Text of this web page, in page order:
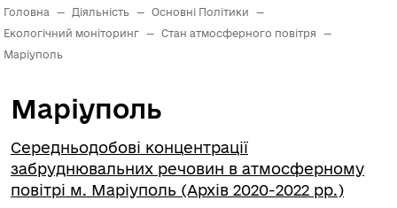
Головна — Діяльність — Основні Політики
—
Екологічний моніторинг
— Стан атмосферного повітря
—
Маріуполь
Маріуполь
Середньодобові концентрації
забруднювальних речовин в атмосферному
повітрі м. Маріуполь (Архів 2020-2022 рр.)